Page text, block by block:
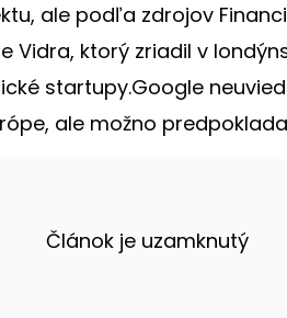
ale podľa zdrojov
Vidra, ktorý zriadil v
startupy.Google
ale možno
Článok je uzamknutý